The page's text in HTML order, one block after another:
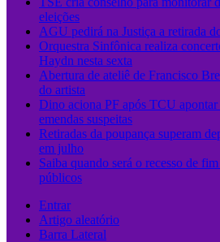
eleições
AGU pedirá na Justiça a retirada
Orquestra Sinfônica realiza
Haydn nesta sexta
Abertura de ateliê de Francisco
do artista
Dino aciona PF após TCU
emendas suspeitas
Retiradas da poupança superam
em julho
Saiba quando será o recesso de
públicos
Entrar
Artigo aleatório
Barra Lateral